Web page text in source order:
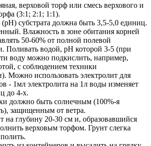
верховой торф или смесь верхового и
(3:1; 2:1; 1:1).
(рН) субстрата должна быть 3,5-5,0 единиц.
Влажность в зоне обитания корней
50-60% от полной полевой
Поливать водой, рН которой 3-5 (при
воду можно подкислить, например,
с соблюдением техники
Можно использовать электролит для
- 1мл электролита на 1л воды изменяет
до 4-х.
должно быть солнечным (100%-я
защищенным от ветра.
на глубину 20-30 см и, образовавшийся
верховым торфом. Грунт слегка